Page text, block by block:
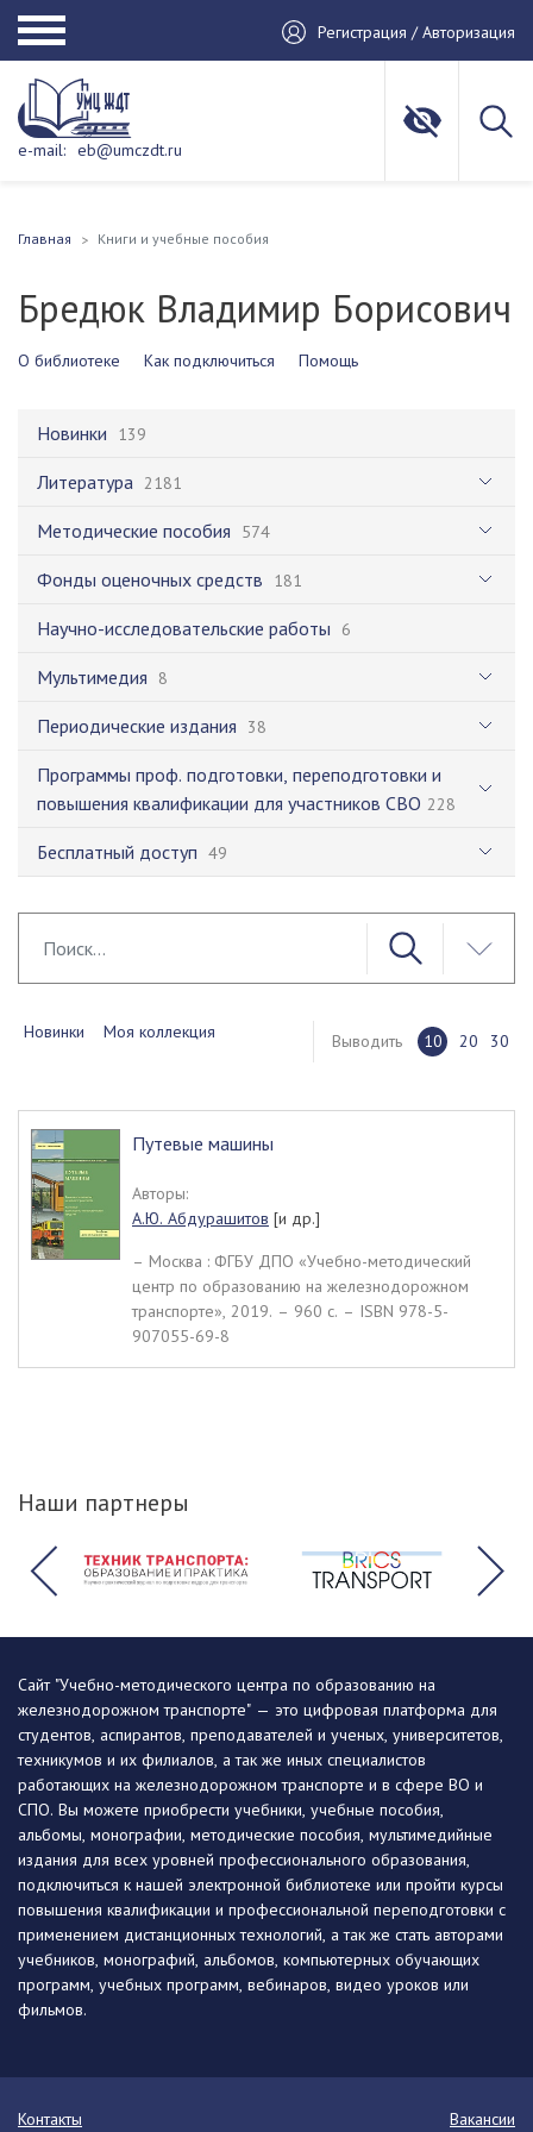
Регистрация / Авторизация
e-mail: eb@umczdt.ru
Главная Книги и учебные пособия
Бредюк Владимир Борисович
О библиотеке Как подключиться Помощь
Новинки 139
Литература 2181
Методические пособия 574
Фонды оценочных средств 181
Научно-исследовательские работы 6
Мультимедия 8
Периодические издания 38
Программы проф. подготовки, переподготовки и
повышения квалификации для участников СВО 228
Бесплатный доступ 49
Новинки Моя коллекция Выводить 10 20 30
Путевые машины
Авторы:
А.Ю. Абдурашитов [и др.]
– Москва : ФГБУ ДПО «Учебно-методический
центр по образованию на железнодорожном
транспорте», 2019. – 960 c. – ISBN 978-5-
907055-69-8
Наши партнеры
Сайт "Учебно-методического центра по образованию на
железнодорожном транспорте" — это цифровая платформа для
студентов, аспирантов, преподавателей и ученых, университетов,
техникумов и их филиалов, а так же иных специалистов
работающих на железнодорожном транспорте и в сфере ВО и
СПО. Вы можете приобрести учебники, учебные пособия,
альбомы, монографии, методические пособия, мультимедийные
издания для всех уровней профессионального образования,
подключиться к нашей электронной библиотеке или пройти курсы
повышения квалификации и профессиональной переподготовки с
применением дистанционных технологий, а так же стать авторами
учебников, монографий, альбомов, компьютерных обучающих
программ, учебных программ, вебинаров, видео уроков или
фильмов.
Контакты Вакансии